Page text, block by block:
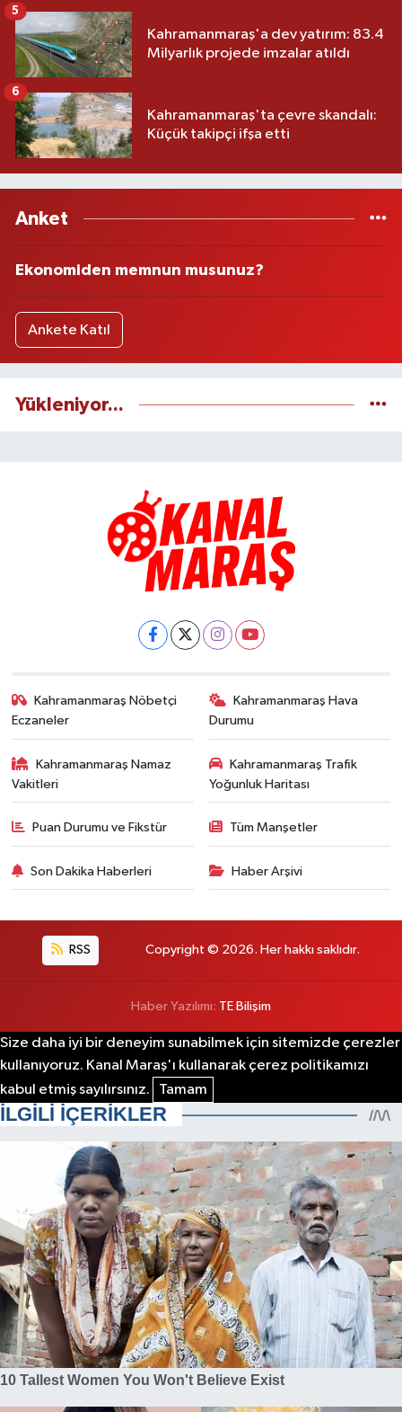
Kahramanmaraş'a dev yatırım: 83.4
Milyarlık projede imzalar atıldı
5
Kahramanmaraş'ta çevre skandalı:
Küçük takipçi ifşa etti
6
Anket
Ekonomiden memnun musunuz?
Ankete Katıl
Yükleniyor...
Kahramanmaraş Nöbetçi
Eczaneler
Kahramanmaraş Hava
Durumu
Kahramanmaraş Namaz
Vakitleri
Kahramanmaraş Trafik
Yoğunluk Haritası
Puan Durumu ve Fikstür Tüm Manşetler
Son Dakika Haberleri Haber Arşivi
RSS Copyright © 2026. Her hakkı saklıdır.
Haber Yazılımı: TE Bilişim
Size daha iyi bir deneyim sunabilmek için sitemizde çerezler
kullanıyoruz. Kanal Maraş'ı kullanarak çerez politikamızı
kabul etmiş sayılırsınız.
Tamam